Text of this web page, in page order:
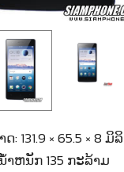
: 131.9 × 65.5 × 8 ມິ
ຳຫນັກ 135 ກະລ້າມ